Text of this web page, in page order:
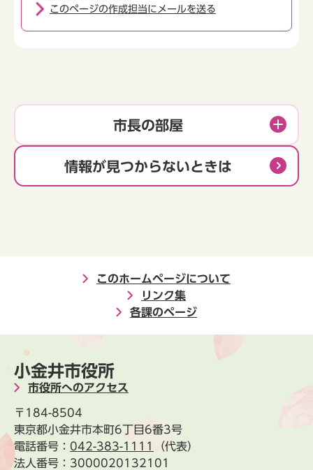
このページの作成担当にメールを送る
市長の部屋
情報が見つからないときは
このホームページについて
リンク集
各課のページ
小金井市役所
市役所へのアクセス
〒184-8504
東京都小金井市本町6丁目6番3号
電話番号： 042-383-1111
（代表）
法人番号：3000020132101